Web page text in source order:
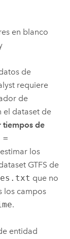
en blanco
de
requiere
de
el dataset de
tiempos de
los
GTFS de
que no
los campos
.
entidad